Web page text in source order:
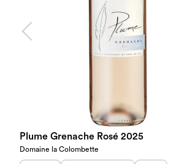
Plume Grenache Rosé 2025
Domaine la Colombette